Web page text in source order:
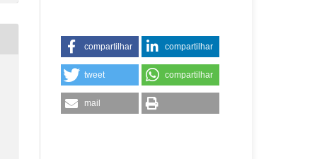
compartilhar compartilhar
tweet compartilhar
mail